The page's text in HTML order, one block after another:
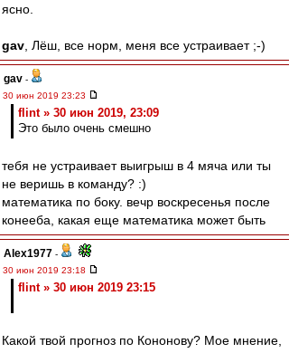
ясно.
gav , Лёш, все норм, меня все устраивает ;-)
gav -
30 июн 2019 23:23
flint » 30 июн 2019, 23:09
Это было очень смешно
тебя не устраивает выигрыш в 4 мяча или ты
не веришь в команду? :)
математика по боку. вечр воскресенья после
конееба, какая еще математика может быть
Alex1977 -
30 июн 2019 23:18
flint » 30 июн 2019 23:15
Какой твой прогноз по Кононову? Мое мнение,